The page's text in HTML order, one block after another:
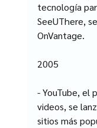
tecnología
SeeUThere,
OnVantage.
2005
- YouTube, el
videos, se
sitios más